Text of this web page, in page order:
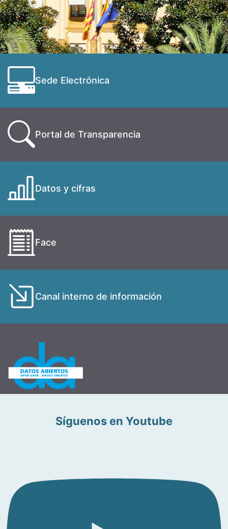
Sede Electrónica
Portal de Transparencia
Datos y cifras
Face
Canal interno de información
Síguenos en Youtube